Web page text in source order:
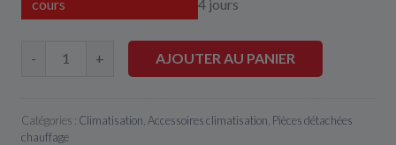
cours
4 jours
- + AJOUTER AU PANIER
Catégories : Climatisation Accessoires climatisation Pièces détachées
chauffage